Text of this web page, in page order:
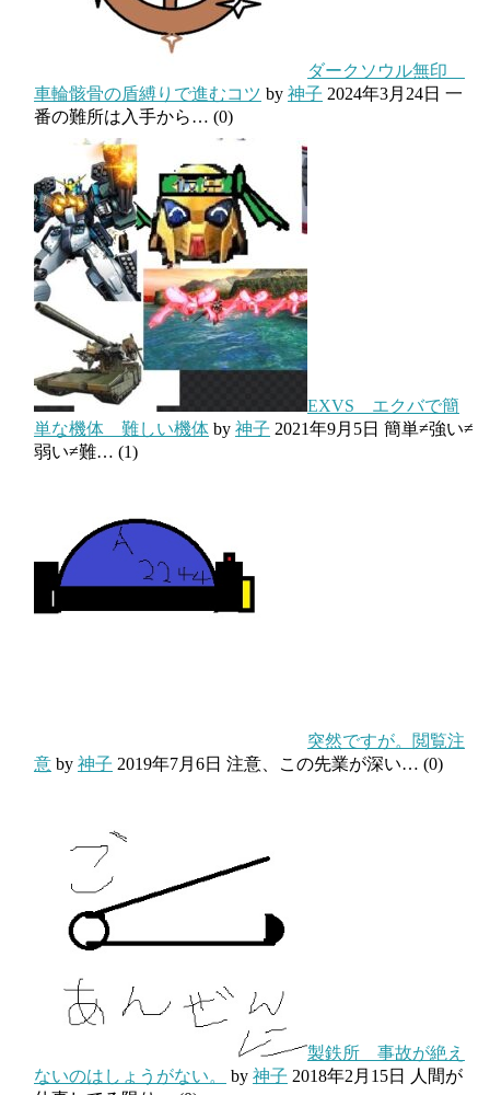
ダークソウル無印
車輪骸骨の盾縛りで進むコツ by 神子 2024年3月24日 一
番の難所は入手から… (0)
EXVS エクバで簡
単な機体 難しい機体 by 神子 2021年9月5日 簡単≠強い≠
弱い≠難… (1)
突然ですが。閲覧注
意 by 神子 2019年7月6日 注意、この先業が深い… (0)
製鉄所 事故が絶え
ないのはしょうがない。
by 神子 2018年2月15日
人間が